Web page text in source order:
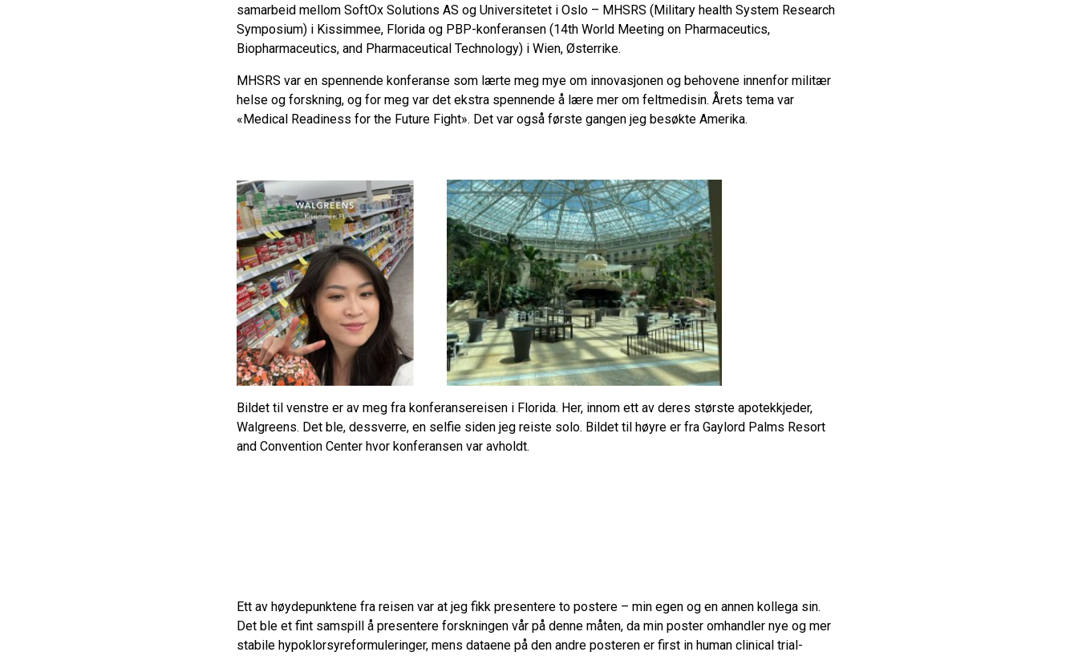
samarbeid mellom SoftOx Solutions AS og Universitetet i Oslo – MHSRS (Military health System Research
Symposium) i Kissimmee, Florida og PBP-konferansen (14th World Meeting on Pharmaceutics,
Biopharmaceutics, and Pharmaceutical Technology) i Wien, Østerrike.
MHSRS var en spennende konferanse som lærte meg mye om innovasjonen og behovene innenfor militær
helse og forskning, og for meg var det ekstra spennende å lære mer om feltmedisin. Årets tema var
«Medical Readiness for the Future Fight». Det var også første gangen jeg besøkte Amerika.
Bildet til venstre er av meg fra konferansereisen i Florida. Her, innom ett av deres største apotekkjeder,
Walgreens. Det ble, dessverre, en selfie siden jeg reiste solo. Bildet til høyre er fra Gaylord Palms Resort
and Convention Center hvor konferansen var avholdt.
Ett av høydepunktene fra reisen var at jeg fikk presentere to postere – min egen og en annen kollega sin.
Det ble et fint samspill å presentere forskningen vår på denne måten, da min poster omhandler nye og mer
stabile hypoklorsyreformuleringer, mens dataene på den andre posteren er first in human clinical trial-